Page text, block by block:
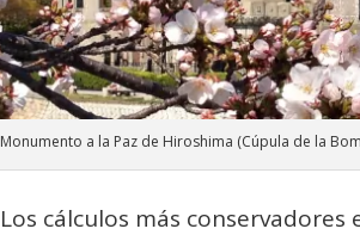
Monumento a la Paz de Hiroshima (Cúpula de la
Los cálculos más